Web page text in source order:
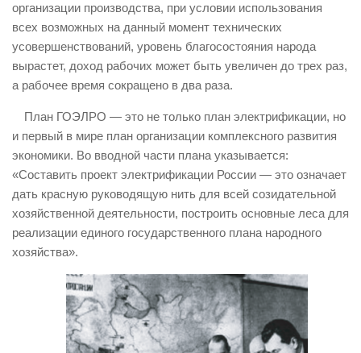
организации производства, при условии использования
всех возможных на данный момент технических
усовершенствований, уровень благосостояния народа
вырастет, доход рабочих может быть увеличен до трех раз,
а рабочее время сокращено в два раза.
План ГОЭЛРО — это не только план электрификации, но
и первый в мире план организации комплексного развития
экономики. Во вводной части плана указывается:
«Составить проект электрификации России — это означает
дать красную руководящую нить для всей созидательной
хозяйственной деятельности, построить основные леса для
реализации единого государственного плана народного
хозяйства».